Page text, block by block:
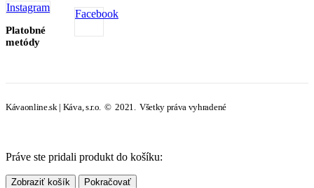
Facebook
Instagram
Platobné
metódy
Kávaonline.sk | Káva, s.r.o. © 2021. Všetky práva vyhradené
Práve ste pridali produkt do košíku:
Zobraziť košík Pokračovať